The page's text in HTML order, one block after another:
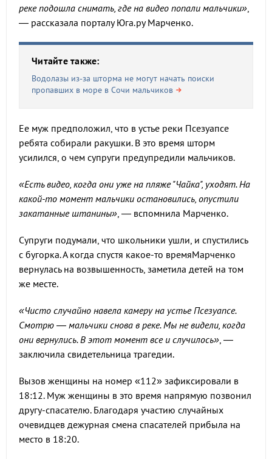
реке подошла снимать, где на видео попали мальчики»,
— рассказала порталу Юга.ру Марченко.
Читайте также:
Водолазы из-за шторма не могут начать поиски
пропавших в море в Сочи мальчиков
Ее муж предположил, что в устье реки Псезуапсе
ребята собирали ракушки. В это время шторм
усилился, о чем супруги предупредили мальчиков.
«Есть видео, когда они уже на пляже "Чайка", уходят. На
какой-то момент мальчики остановились, опустили
закатанные штанины», — вспомнила Марченко.
Супруги подумали, что школьники ушли, и спустились
с бугорка. А когда спустя какое-то времяМарченко
вернулась на возвышенность, заметила детей на том
же месте.
«Чисто случайно навела камеру на устье Псезуапсе.
Смотрю — мальчики снова в реке. Мы не видели, когда
они вернулись. В этот момент все и случилось», —
заключила свидетельница трагедии.
Вызов женщины на номер «112» зафиксировали в
18:12. Муж женщины в это время напрямую позвонил
другу-спасателю. Благодаря участию случайных
очевидцев дежурная смена спасателей прибыла на
место в 18:20.